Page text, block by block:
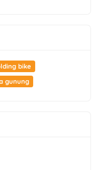
bike
gunung